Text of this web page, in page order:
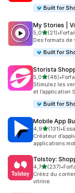
Built for
My Stories |
5,0étoile(s) sur
(21)
21 avis au total
•
Des formats
Built for
Storista
5,0étoile(s) sur
(48)
48 avis au total
•
Stimulez les
et l’application
Built for
Mobile App
4,9étoile(s) sur
(131)
131 avis au total
•
Créateur
applications
Tolstoy:
4,7étoile(s) sur
(237)
237 avis au
•
Créez du
vitrine.